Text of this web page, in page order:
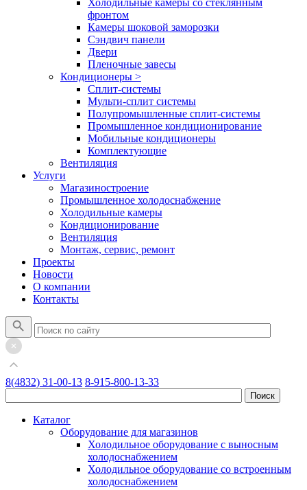
Холодильные камеры со стеклянным
фронтом
Камеры шоковой заморозки
Сэндвич панели
Двери
Пленочные завесы
Кондиционеры >
Сплит-системы
Мульти-сплит системы
Полупромышленные сплит-системы
Промышленное кондиционирование
Мобильные кондиционеры
Комплектующие
Вентиляция
Услуги
Магазиностроение
Промышленное холодоснабжение
Холодильные камеры
Кондиционирование
Вентиляция
Монтаж, сервис, ремонт
Проекты
Новости
О компании
Контакты
8(4832) 31-00-13 8-915-800-13-33
Каталог
Оборудование для магазинов
Холодильное оборудование с выносным
холодоснабжением
Холодильное оборудование со встроенным
холодоснабжением